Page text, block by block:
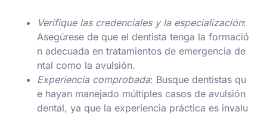
Verifique las credenciales y la especialización:
Asegúrese de que el dentista tenga la formació
n adecuada en tratamientos de emergencia de
ntal como la avulsión.
Experiencia comprobada: Busque dentistas qu
e hayan manejado múltiples casos de avulsión
dental, ya que la experiencia práctica es invalu